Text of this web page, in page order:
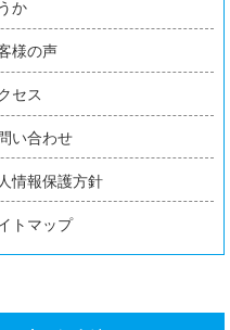
人身事故における慰謝料の相場
弁護士が解説～
相手方保険会社に弁護士が出て
きた場合の対処
交通事故で死亡した場合の慰謝
料